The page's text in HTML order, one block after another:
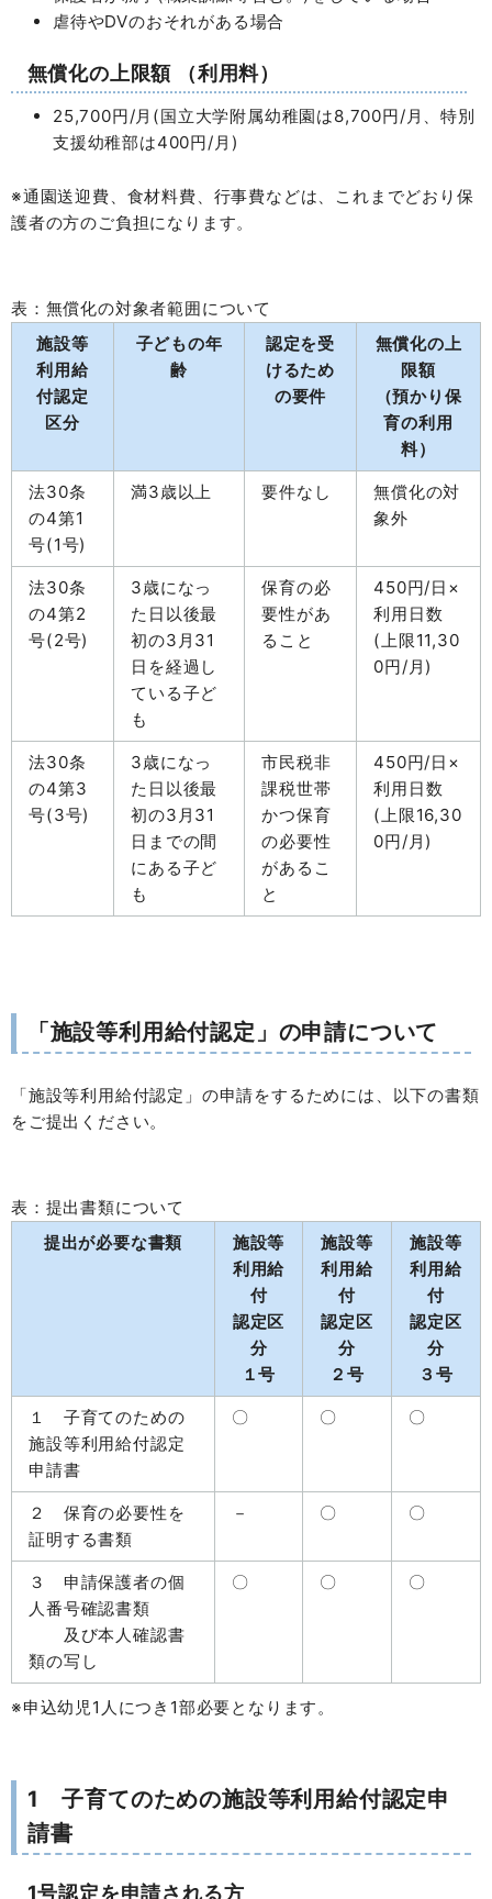
虐待やDVのおそれがある場合
無償化の上限額 （利用料）
25,700円/月(国立大学附属幼稚園は8,700円/月、特別
支援幼稚部は400円/月)
※通園送迎費、食材料費、行事費などは、これまでどおり保
護者の方のご負担になります。
表：無償化の対象者範囲について
施設等
利用給
付認定
区分
子どもの年
齢
認定を受
けるため
の要件
無償化の上
限額
（預かり保
育の利用
料）
法30条
の4第1
号(1号)
満3歳以上 要件なし
無償化の対
象外
法30条
の4第2
号(2号)
3歳になっ
た日以後最
初の3月31
日を経過し
ている子ど
も
保育の必
要性があ
ること
450円/日×
利用日数
(上限11,30
0円/月)
法30条
の4第3
号(3号)
3歳になっ
た日以後最
初の3月31
日までの間
にある子ど
も
市民税非
課税世帯
かつ保育
の必要性
があるこ
と
450円/日×
利用日数
(上限16,30
0円/月)
「施設等利用給付認定」の申請について
「施設等利用給付認定」の申請をするためには、以下の書類
をご提出ください。
表：提出書類について
提出が必要な書類
施設等
利用給
付
認定区
分
１号
施設等
利用給
付
認定区
分
２号
施設等
利用給
付
認定区
分
３号
１ 子育てのための
施設等利用給付認定
申請書
〇 〇 〇
２ 保育の必要性を
証明する書類
－ 〇 〇
３ 申請保護者の個
人番号確認書類
及び本人確認書
類の写し
〇 〇 〇
※申込幼児1人につき1部必要となります。
1 子育てのための施設等利用給付認定申
請書
1号認定を申請される方